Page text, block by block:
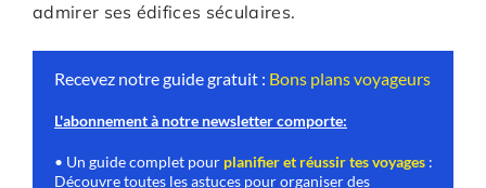
admirer ses édifices séculaires.